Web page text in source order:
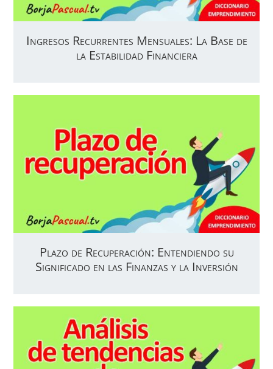
Ingresos Recurrentes Mensuales: La Base de
la Estabilidad Financiera
Plazo de Recuperación: Entendiendo su
Significado en las Finanzas y la Inversión